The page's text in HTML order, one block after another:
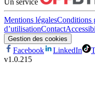
Mentions légalesConditions
d’utilisationContact
Gestion des cookies
Facebook LinkedIn
v1.0.215